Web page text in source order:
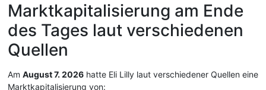
Marktkapitalisierung am Ende
des Tages laut verschiedenen
Quellen
Am August 7. 2026 hatte Eli Lilly laut verschiedener Quellen eine
Marktkapitalisierung von: